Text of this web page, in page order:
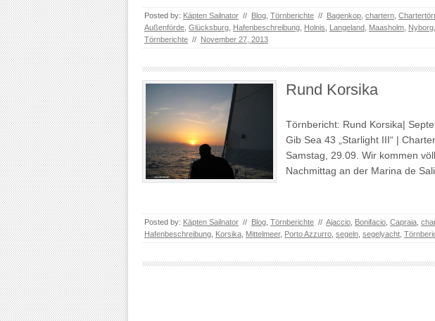
Posted by: Käpten Sailnator // Blog Törnberichte // Bagenkop chartern
Außenförde Glücksburg Hafenbeschreibung Holnis Langeland Maasholm Nyborg
Törnberichte // November 27, 2013
Rund Korsika
Törnbericht: Rund Korsika|
Gib Sea 43 „Starlight III“ |
Samstag, 29.09. Wir kommen
Nachmittag an der Marina de
Posted by: Käpten Sailnator // Blog Törnberichte // Ajaccio Bonifacio Capraia
Hafenbeschreibung Korsika Mittelmeer, Porto Azzurro segeln segelyacht